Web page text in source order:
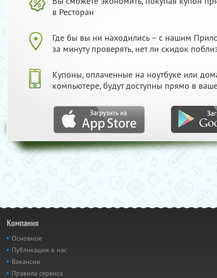
в Ресторан
Где бы вы ни находились – с нашим
за минуту проверять, нет ли скидок
Купоны, оплаченные на ноутбуке или
компьютере, будут доступны прямо в
Компания
Основное
Публикации о нас
Вакансии
Правила сервиса